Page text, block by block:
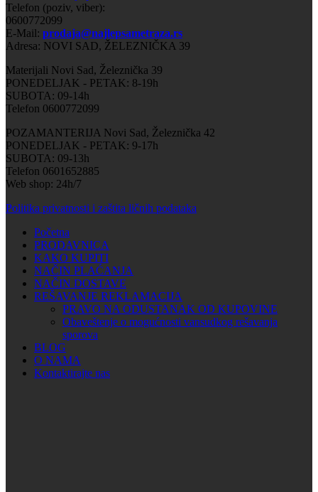
Telefon (poziv, viber):
0600772099
E-Mail: prodaja@najlepsametraza.rs
Adresa: NOVI SAD, ŽELEZNIČKA 39
Materijali Novi Sad, Železnička 39
PONEDELJAK - PETAK: 8-19h
SUBOTA: 09-14h
Telefon 0600772099
POZAMANTERIJA Novi Sad, Železnička 42
PONEDELJAK - PETAK: 9-17h
SUBOTA: 09-13h
Telefon 0601652885
Web shop: 24h/7
Politika privatnosti i zaštita ličnih podataka
Početna
PRODAVNICA
KAKO KUPITI
NAČIN PLAĆANJA
NAČIN DOSTAVE
REŠAVANJE REKLAMACIJA
PRAVO NA ODUSTANAK OD KUPOVINE
Obaveštenje o mogućnosti vansudkog rešavanja
sporova
BLOG
O NAMA
Kontaktirajte nas